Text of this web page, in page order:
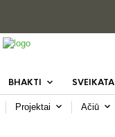
BHAKTI SVEIKATA
Projektai Ačiū